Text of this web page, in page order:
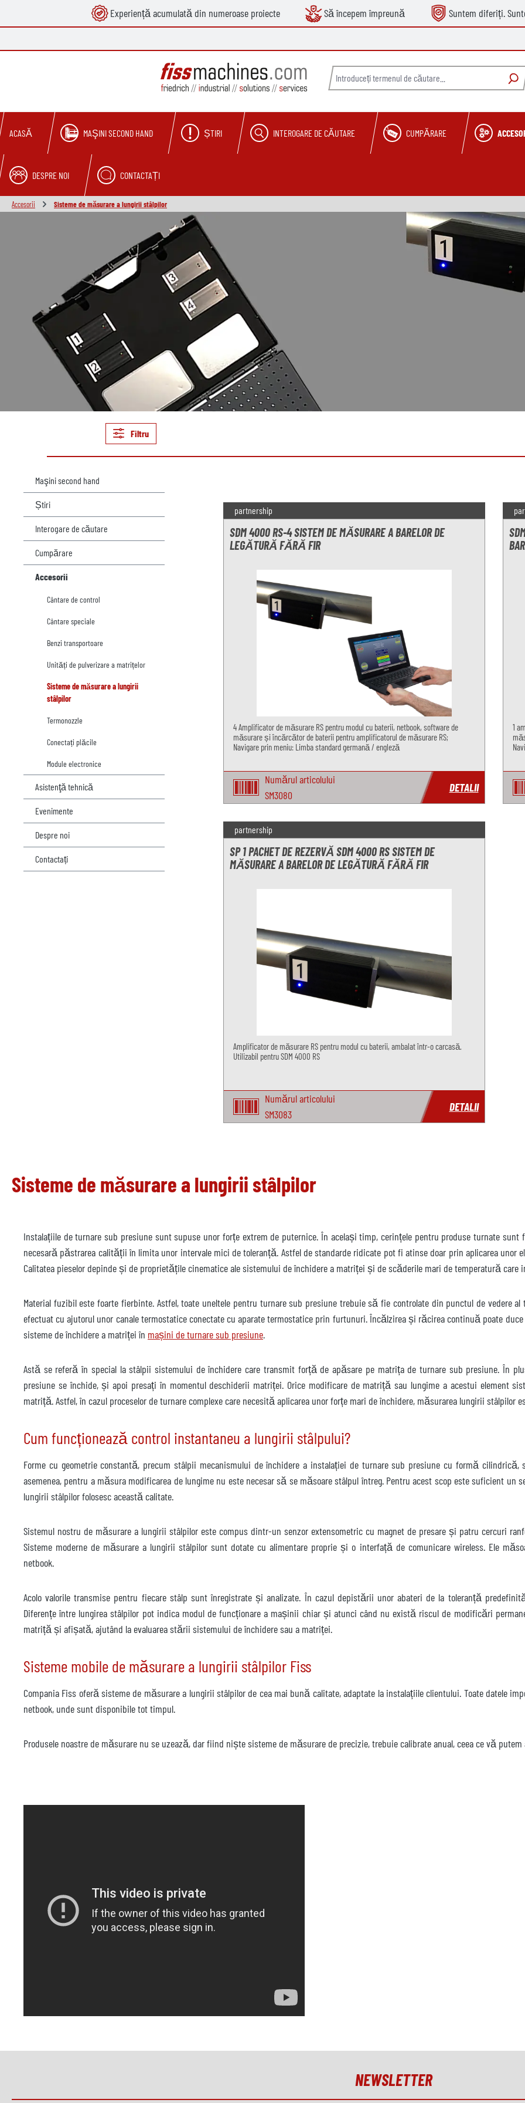
Sari la navigarea principalăExperiență acumulată din numeroase proiecte Să începem împreună Suntem diferiți.
ACASĂ MAŞINI SECOND HAND ȘTIRI INTEROGARE DE CĂUTARE CUMPĂRARE
DESPRE NOI CONTACTAȚI
Accesorii Sisteme de măsurare a lungirii stâlpilor
Filtru
Maşini second hand
Știri
Interogare de căutare
Cumpărare
Accesorii
Cântare de control
Cântare speciale
Benzi transportoare
Unități de pulverizare a matrițelor
Sisteme de măsurare a lungirii
stâlpilor
Termonozzle
Conectați plăcile
Module electronice
Asistenţă tehnică
Evenimente
Despre noi
Contactați
partnership
SDM 4000 RS-4 SISTEM DE MĂSURARE A BARELOR DE
LEGĂTURĂ FĂRĂ FIR
4 Amplificator de măsurare RS pentru modul cu baterii, netbook, software de
măsurare și încărcător de baterii pentru amplificatorul de măsurare RS;
Navigare prin meniu: Limba standard germană / engleză
Numărul articolului
SM3080
DETALII
1
partnership
SP 1 PACHET DE REZERVĂ SDM 4000 RS SISTEM DE
MĂSURARE A BARELOR DE LEGĂTURĂ FĂRĂ FIR
Amplificator de măsurare RS pentru modul cu baterii, ambalat într-o carcasă.
Utilizabil pentru SDM 4000 RS
Numărul articolului
SM3083
DETALII
Sisteme de măsurare a lungirii stâlpilor
Instalațiile de turnare sub presiune sunt supuse unor forțe extrem de puternice. În același timp, cerințele pentru produse turnate
necesară păstrarea calității în limita unor intervale mici de toleranță. Astfel de standarde ridicate pot fi atinse doar prin aplicarea unor
Calitatea pieselor depinde și de proprietățile cinematice ale sistemului de închidere a matriței și de scăderile mari de temperatură care
Material fuzibil este foarte fierbinte. Astfel, toate uneltele pentru turnare sub presiune trebuie să fie controlate din punctul de vedere
efectuat cu ajutorul unor canale termostatice conectate cu aparate termostatice prin furtunuri. Încălzirea și răcirea continuă poate
sisteme de închidere a matriței în mașini de turnare sub presiune.
Astă se referă în special la stâlpii sistemului de închidere care transmit forță de apăsare pe matrița de turnare sub presiune. În
presiune se închide, și apoi presați în momentul deschiderii matriței. Orice modificare de matriță sau lungime a acestui element
matriță. Astfel, în cazul proceselor de turnare complexe care necesită aplicarea unor forțe mari de închidere, măsurarea lungirii stâlpilor
Cum funcționează control instantaneu a lungirii stâlpului?
Forme cu geometrie constantă, precum stâlpii mecanismului de închidere a instalației de turnare sub presiune cu formă
asemenea, pentru a măsura modificarea de lungime nu este necesar să se măsoare stâlpul întreg. Pentru acest scop este suficient un
lungirii stâlpilor folosesc această calitate.
Sistemul nostru de măsurare a lungirii stâlpilor este compus dintr-un senzor extensometric cu magnet de presare și patru cercuri
Sisteme moderne de măsurare a lungirii stâlpilor sunt dotate cu alimentare proprie și o interfață de comunicare wireless. Ele
netbook.
Acolo valorile transmise pentru fiecare stâlp sunt înregistrate și analizate. În cazul depistării unor abateri de la toleranță
Diferențe între lungirea stâlpilor pot indica modul de funcționare a mașinii chiar și atunci când nu există riscul de modificări
matriță și afișată, ajutând la evaluarea stării sistemului de închidere sau a matriței.
Sisteme mobile de măsurare a lungirii stâlpilor Fiss
Compania Fiss oferă sisteme de măsurare a lungirii stâlpilor de cea mai bună calitate, adaptate la instalațiile clientului. Toate datele
netbook, unde sunt disponibile tot timpul.
Produsele noastre de măsurare nu se uzează, dar fiind niște sisteme de măsurare de precizie, trebuie calibrate anual, ceea ce vă
NEWSLETTER